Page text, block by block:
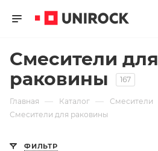
Смесители для
раковины
167
Главная — Каталог — Смесители
Смесители для раковины
ФИЛЬТР